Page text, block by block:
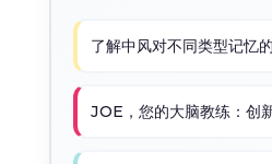
了解中风对不同类型记忆
JOE，您的大脑教练：创